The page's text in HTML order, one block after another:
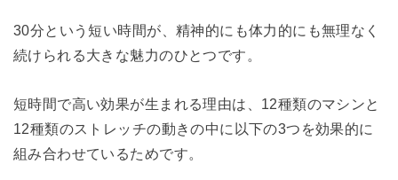
30分という短い時間が、精神的にも体力的にも無理なく
続けられる大きな魅力のひとつです。
短時間で高い効果が生まれる理由は、12種類のマシンと
12種類のストレッチの動きの中に以下の3つを効果的に
組み合わせているためです。